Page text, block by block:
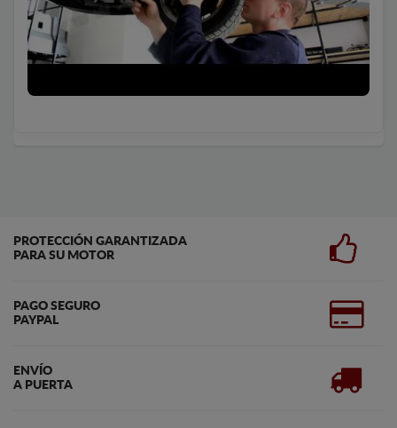
PROTECCIÓN GARANTIZADA
PARA SU MOTOR
PAGO SEGURO
PAYPAL
ENVÍO
A PUERTA